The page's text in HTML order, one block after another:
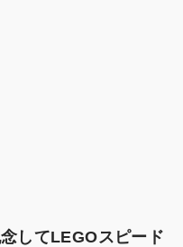
してLEGOスピード